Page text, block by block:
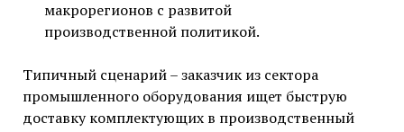
макрорегионов с развитой
производственной политикой.
Типичный сценарий – заказчик из сектора
промышленного оборудования ищет быструю
доставку комплектующих в производственный